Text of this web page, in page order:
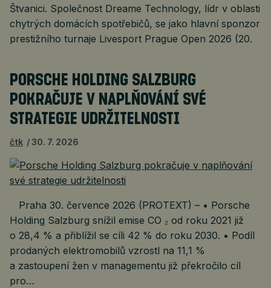
Štvanici. Společnost Dreame Technology, lídr v oblasti
chytrých domácích spotřebičů, se jako hlavní sponzor
prestižního turnaje Livesport Prague Open 2026 (20.
PORSCHE HOLDING SALZBURG
POKRAČUJE V NAPLŇOVÁNÍ SVÉ
STRATEGIE UDRŽITELNOSTI
čtk 30. 7. 2026
Praha 30. července 2026 (PROTEXT) – • Porsche
Holding Salzburg snížil emise CO ₂ od roku 2021 již
o 28,4 % a přiblížil se cíli 42 % do roku 2030. • Podíl
prodaných elektromobilů vzrostl na 11,1 %
a zastoupení žen v managementu již překročilo cíl
pro…